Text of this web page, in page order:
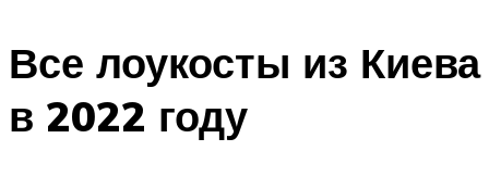
Все лоукосты из Киева
в 2022 году